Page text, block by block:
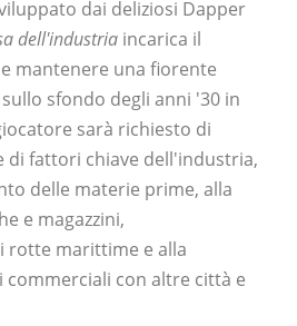
dai deliziosi Dapper
dell'industria incarica il
mantenere una fiorente
sfondo degli anni '30 in
sarà richiesto di
di fattori chiave dell'industria,
delle materie prime, alla
e magazzini,
rotte marittime e alla
commerciali con altre città e